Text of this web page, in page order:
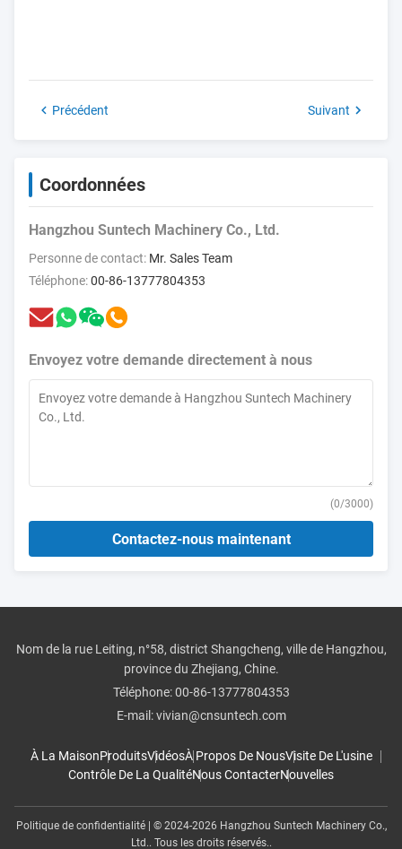
Précédent Suivant
Coordonnées
Hangzhou Suntech Machinery Co., Ltd.
Personne de contact: Mr. Sales Team
Téléphone:00-86-13777804353
Envoyez votre demande directement à nous
(0/3000)
Contactez-nous maintenant
Nom de la rue Leiting, n°58, district Shangcheng, ville de Hangzhou,
province du Zhejiang, Chine.
Téléphone:00-86-13777804353
E-mail:vivian@cnsuntech.com
À La MaisonProduitsVidéosÀ Propos De NousVisite De L'usine
Contrôle De La QualitéNous ContacterNouvelles
Politique de confidentialité| © 2024-2026 Hangzhou Suntech Machinery Co.,
Ltd.. Tous les droits réservés..